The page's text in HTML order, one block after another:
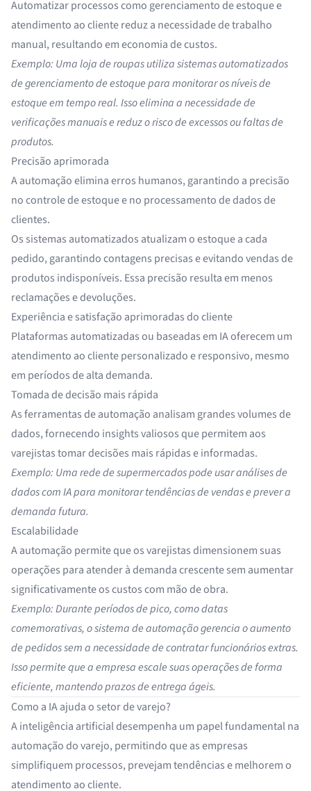
Automatizar processos como gerenciamento de estoque e
atendimento ao cliente reduz a necessidade de trabalho
manual, resultando em economia de custos.
Exemplo: Uma loja de roupas utiliza sistemas automatizados
de gerenciamento de estoque para monitorar os níveis de
estoque em tempo real. Isso elimina a necessidade de
verificações manuais e reduz o risco de excessos ou faltas de
produtos.
Precisão aprimorada
A automação elimina erros humanos, garantindo a precisão
no controle de estoque e no processamento de dados de
clientes.
Os sistemas automatizados atualizam o estoque a cada
pedido, garantindo contagens precisas e evitando vendas de
produtos indisponíveis. Essa precisão resulta em menos
reclamações e devoluções.
Experiência e satisfação aprimoradas do cliente
Plataformas automatizadas ou baseadas em IA oferecem um
atendimento ao cliente personalizado e responsivo, mesmo
em períodos de alta demanda.
Tomada de decisão mais rápida
As ferramentas de automação analisam grandes volumes de
dados, fornecendo insights valiosos que permitem aos
varejistas tomar decisões mais rápidas e informadas.
Exemplo: Uma rede de supermercados pode usar análises de
dados com IA para monitorar tendências de vendas e prever a
demanda futura.
Escalabilidade
A automação permite que os varejistas dimensionem suas
operações para atender à demanda crescente sem aumentar
significativamente os custos com mão de obra.
Exemplo: Durante períodos de pico, como datas
comemorativas, o sistema de automação gerencia o aumento
de pedidos sem a necessidade de contratar funcionários extras.
Isso permite que a empresa escale suas operações de forma
eficiente, mantendo prazos de entrega ágeis.
Como a IA ajuda o setor de varejo?
A inteligência artificial desempenha um papel fundamental na
automação do varejo, permitindo que as empresas
simplifiquem processos, prevejam tendências e melhorem o
atendimento ao cliente.